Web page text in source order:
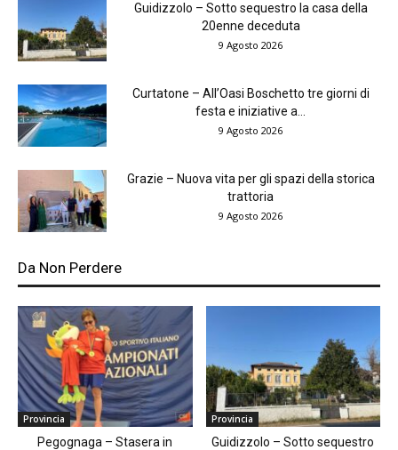
Guidizzolo – Sotto sequestro la casa della
20enne deceduta
9 Agosto 2026
Curtatone – All’Oasi Boschetto tre giorni di
festa e iniziative a...
9 Agosto 2026
Grazie – Nuova vita per gli spazi della storica
trattoria
9 Agosto 2026
Da Non Perdere
Provincia
Pegognaga – Stasera in
Provincia
Guidizzolo – Sotto sequestro